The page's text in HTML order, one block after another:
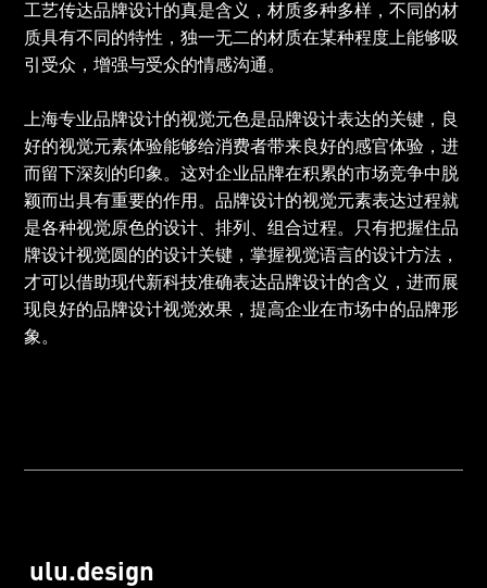
工艺传达品牌设计的真是含义，材质多种多样，不同的材
质具有不同的特性，独一无二的材质在某种程度上能够吸
引受众，增强与受众的情感沟通。
上海专业品牌设计的视觉元色是品牌设计表达的关键，良
好的视觉元素体验能够给消费者带来良好的感官体验，进
而留下深刻的印象。这对企业品牌在积累的市场竞争中脱
颖而出具有重要的作用。品牌设计的视觉元素表达过程就
是各种视觉原色的设计、排列、组合过程。只有把握住品
牌设计视觉圆的的设计关键，掌握视觉语言的设计方法，
才可以借助现代新科技准确表达品牌设计的含义，进而展
现良好的品牌设计视觉效果，提高企业在市场中的品牌形
象。
ulu.design